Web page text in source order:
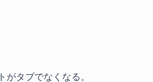
タブでなくなる。